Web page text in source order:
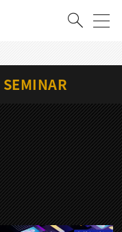
会員登録
SEMINAR